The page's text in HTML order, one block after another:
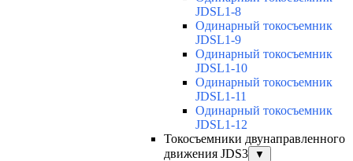
JDSL1-8
Одинарный токосъемник
JDSL1-9
Одинарный токосъемник
JDSL1-10
Одинарный токосъемник
JDSL1-11
Одинарный токосъемник
JDSL1-12
Токосъемники двунаправленного
движения JDS3
▼